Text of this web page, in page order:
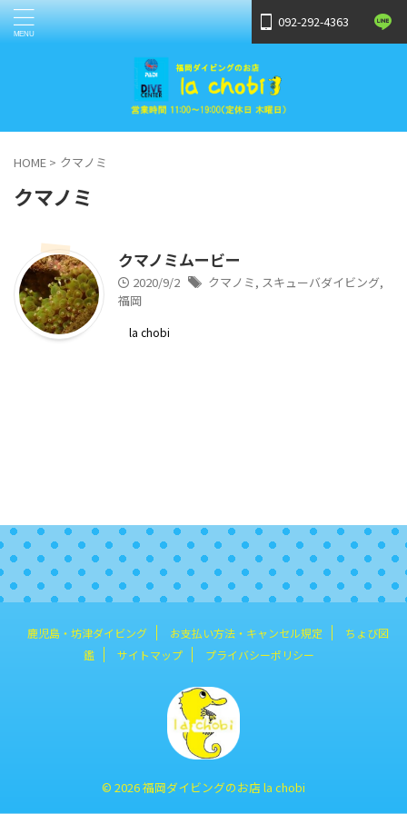
092-292-4363
HOME > クマノミ
クマノミ
クマノミムービー
2020/9/2 クマノミ, スキューバダイビング,
福岡
la chobi
鹿児島・坊津ダイビング お支払い方法・キャンセル規定
ちょび図
鑑
サイトマップ プライバシーポリシー
© 2026 福岡ダイビングのお店 la chobi